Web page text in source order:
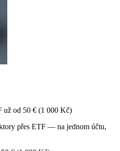
už od 50 € (1 000 Kč)
přes ETF — na jednom účtu,